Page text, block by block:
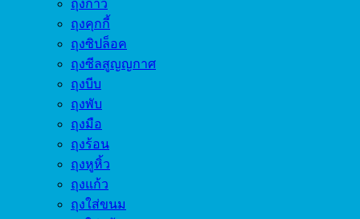
ถุงกาว
ถุงคุกกี้
ถุงซิปล็อค
ถุงซีลสูญญกาศ
ถุงบีบ
ถุงพับ
ถุงมือ
ถุงร้อน
ถุงหูหิ้ว
ถุงแก้ว
ถุงใส่ขนม